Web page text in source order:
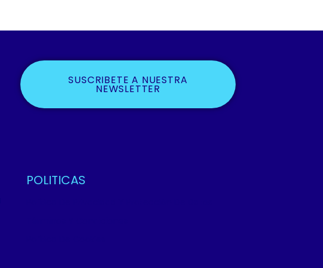
SUSCRIBETE A NUESTRA
NEWSLETTER
POLITICAS